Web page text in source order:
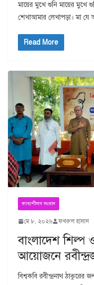
মায়ের মুখে শুনি মায়ের মুখে
শেখাআমার লেখাপড়া। মা যে
Read More
কাব্যশীলন সংবাদ
মে ৮, ২০২৬ ফখরুল হাসান
বাংলাদেশ শিল্প
আয়োজনে
বিশ্বকবি রবীন্দ্রনাথ ঠাকুরের